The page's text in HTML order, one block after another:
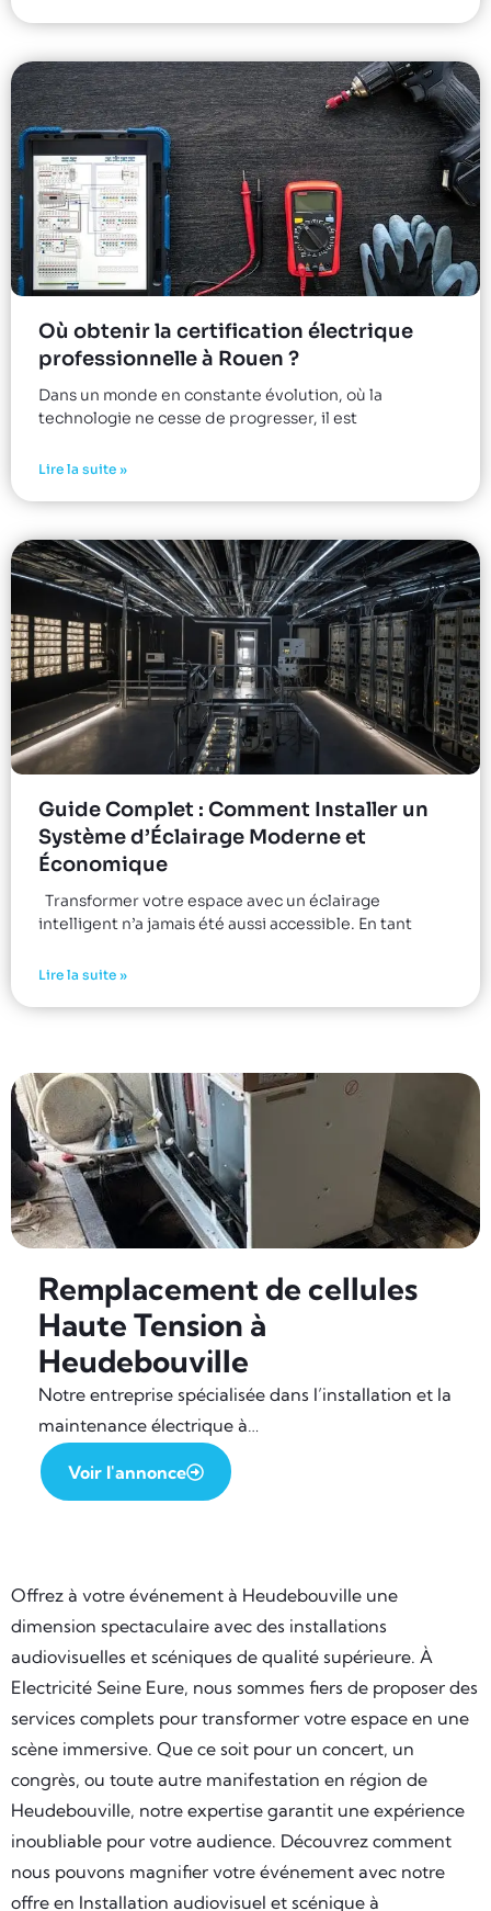
Où obtenir la certification électrique
professionnelle à Rouen ?
Dans un monde en constante évolution, où la
technologie ne cesse de progresser, il est
Lire la suite »
Guide Complet : Comment Installer un
Système d’Éclairage Moderne et
Économique
Transformer votre espace avec un éclairage
intelligent n’a jamais été aussi accessible. En tant
Lire la suite »
Remplacement de cellules
Haute Tension à
Heudebouville
Notre entreprise spécialisée dans l’installation et la
maintenance électrique à…
Voir l'annonce
Offrez à votre événement à Heudebouville une
dimension spectaculaire avec des installations
audiovisuelles et scéniques de qualité supérieure. À
Electricité Seine Eure, nous sommes fiers de proposer des
services complets pour transformer votre espace en une
scène immersive. Que ce soit pour un concert, un
congrès, ou toute autre manifestation en région de
Heudebouville, notre expertise garantit une expérience
inoubliable pour votre audience. Découvrez comment
nous pouvons magnifier votre événement avec notre
offre en Installation audiovisuel et scénique à